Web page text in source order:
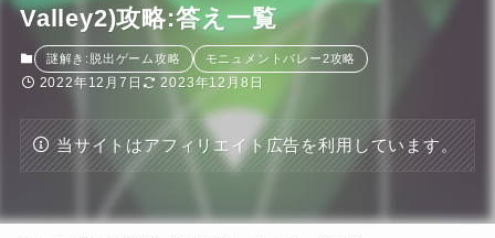
Valley2)攻略:答え一覧
謎解き:脱出ゲーム攻略 モニュメントバレー2攻略
2022年12月7日 2023年12月8日
当サイトはアフィリエイト広告を利用しています。